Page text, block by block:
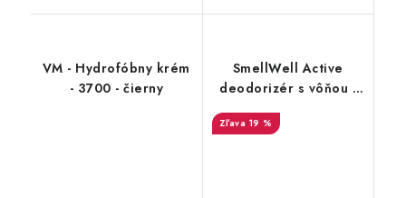
VM - Hydrofóbny krém
- 3700 - čierny
SmellWell Active
deodorizér s vôňou -
19 %